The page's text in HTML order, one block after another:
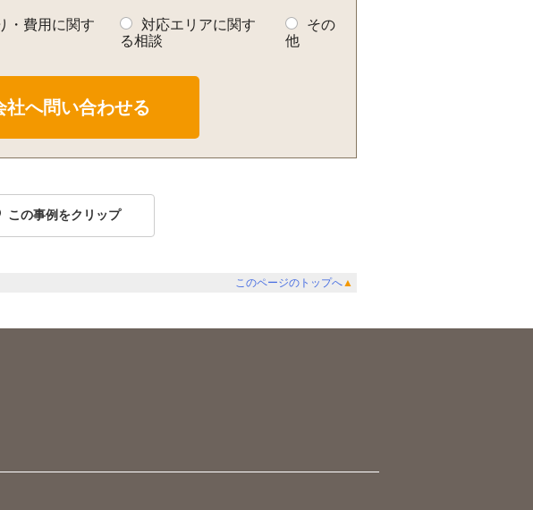
・費用に関す
対応エリアに関す
る相談
その
他
この事例をクリップ
このページのトップへ▲